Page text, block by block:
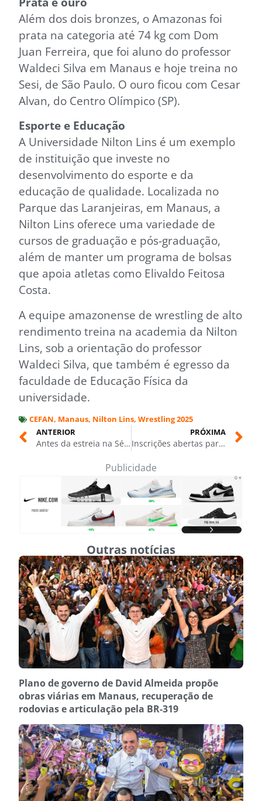
Além dos dois bronzes, o Amazonas foi
prata na categoria até 74 kg com Dom
Juan Ferreira, que foi aluno do professor
Waldeci Silva em Manaus e hoje treina no
Sesi, de São Paulo. O ouro ficou com Cesar
Alvan, do Centro Olímpico (SP).
Esporte e Educação
A Universidade Nilton Lins é um exemplo
de instituição que investe no
desenvolvimento do esporte e da
educação de qualidade. Localizada no
Parque das Laranjeiras, em Manaus, a
Nilton Lins oferece uma variedade de
cursos de graduação e pós-graduação,
além de manter um programa de bolsas
que apoia atletas como Elivaldo Feitosa
Costa.
A equipe amazonense de wrestling de alto
rendimento treina na academia da Nilton
Lins, sob a orientação do professor
Waldeci Silva, que também é egresso da
faculdade de Educação Física da
universidade.
CEFAN, Manaus, Nilton Lins, Wrestling 2025
ANTERIOR
Antes da estreia na Série Ouro 2025, prefeito Airton Siqueira visita seleção de Carauari na Vila Olímpica
PRÓXIMA
Inscrições abertas para a primeira corrida pet de Manaus; competição acontece em novembro
Publicidade
Outras notícias
Plano de governo de David Almeida propõe
obras viárias em Manaus, recuperação de
rodovias e articulação pela BR-319